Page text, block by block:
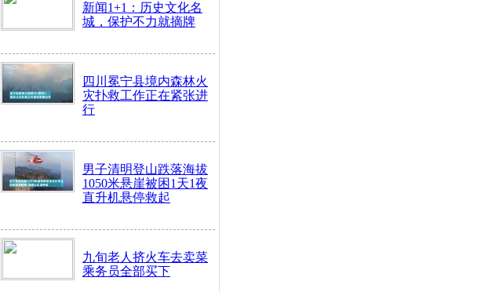
新闻1+1：历史文化名
城，保护不力就摘牌
四川冕宁县境内森林火
灾扑救工作正在紧张进
行
男子清明登山跌落海拔
1050米悬崖被困1天1夜
直升机悬停救起
九旬老人挤火车去卖菜
乘务员全部买下